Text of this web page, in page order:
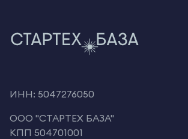
ИНН: 5047276050
OOO "СТАРТЕХ БАЗА"
КПП 504701001